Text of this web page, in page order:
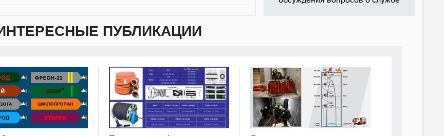
ПУБЛИКАЦИИ